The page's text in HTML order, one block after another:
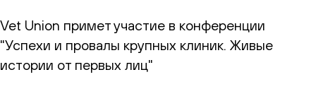
Vet Union примет участие в конференции
"Успехи и провалы крупных клиник. Живые
истории от первых лиц"